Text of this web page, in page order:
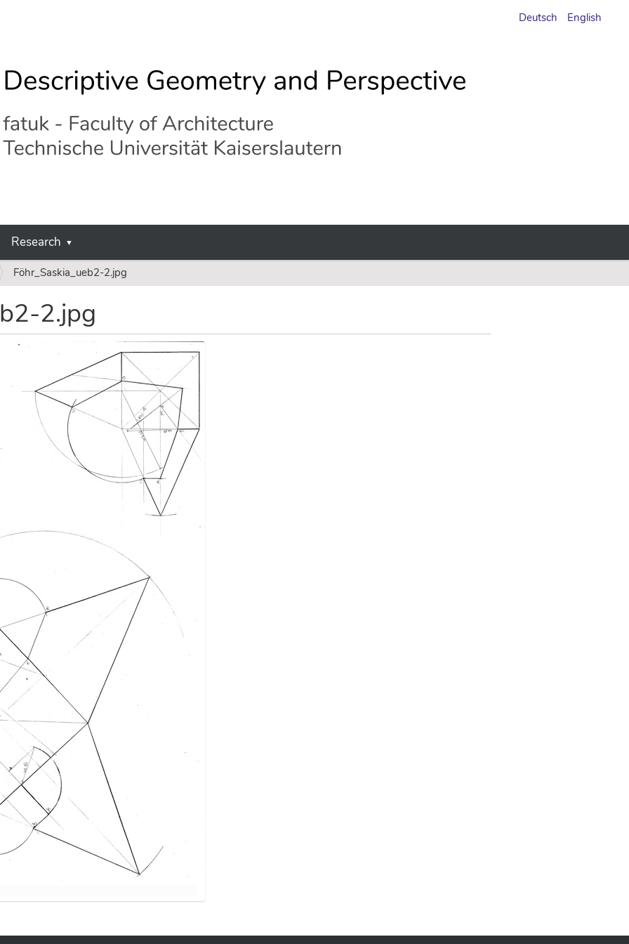
Deutsch English
Research
Föhr_Saskia_ueb2-2.jpg
2.jpg